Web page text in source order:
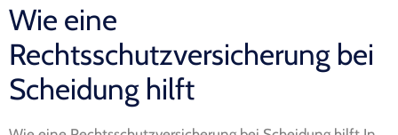
Wie eine
Rechtsschutzversicherung bei
Scheidung hilft